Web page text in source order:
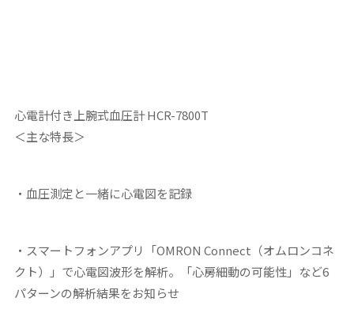
心電計付き上腕式血圧計 HCR-7800T
＜主な特長＞
・血圧測定と一緒に心電図を記録
・スマートフォンアプリ「OMRON Connect（オムロンコネ
クト）」で心電図波形を解析。「心房細動の可能性」など6
パターンの解析結果をお知らせ